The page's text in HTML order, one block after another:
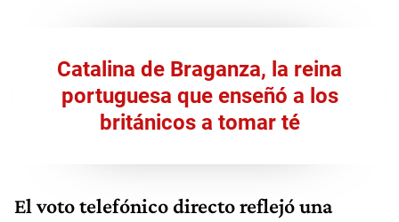
Catalina de Braganza, la reina
portuguesa que enseñó a los
británicos a tomar té
El voto telefónico directo reflejó una